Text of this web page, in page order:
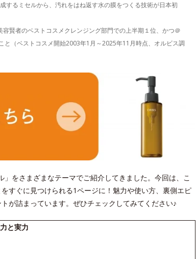
るミセルから、汚れをはね返す水の膜をつくる技術が日本初
賢者のベストコスメクレンジング部門での上半期１位、かつ＠
（ベストコスメ開始2003年1月～2025年11月時点、オルビス調
をさまざまなテーマでご紹介してきました。今回は、こ
すぐに見つけられる1ページに！魅力や使い方、裏側エピ
が詰まっています。ぜひチェックしてみてください♪
と実力